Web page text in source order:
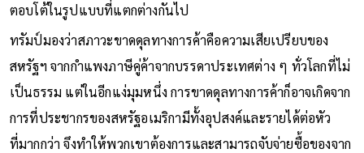
ตอบโต้ในรูปแบบที่แตกต่างกันไป
ทรัมป์มองว่าสภาวะขาดดุลทางการค้าคือความเสียเปรียบของ
สหรัฐฯ จากกำแพงภาษีคู่ค้าจากบรรดาประเทศต่าง ๆ ทั่วโลกที่ไม่
เป็นธรรม แต่ในอีกแง่มุมหนึ่ง การขาดดุลทางการค้าก็อาจเกิดจาก
การที่ประชากรของสหรัฐอเมริกามีทั้งอุปสงค์และรายได้ต่อหัว
ที่มากกว่า จึงทำให้พวกเขาต้องการและสามารถจับจ่ายซื้อของจาก